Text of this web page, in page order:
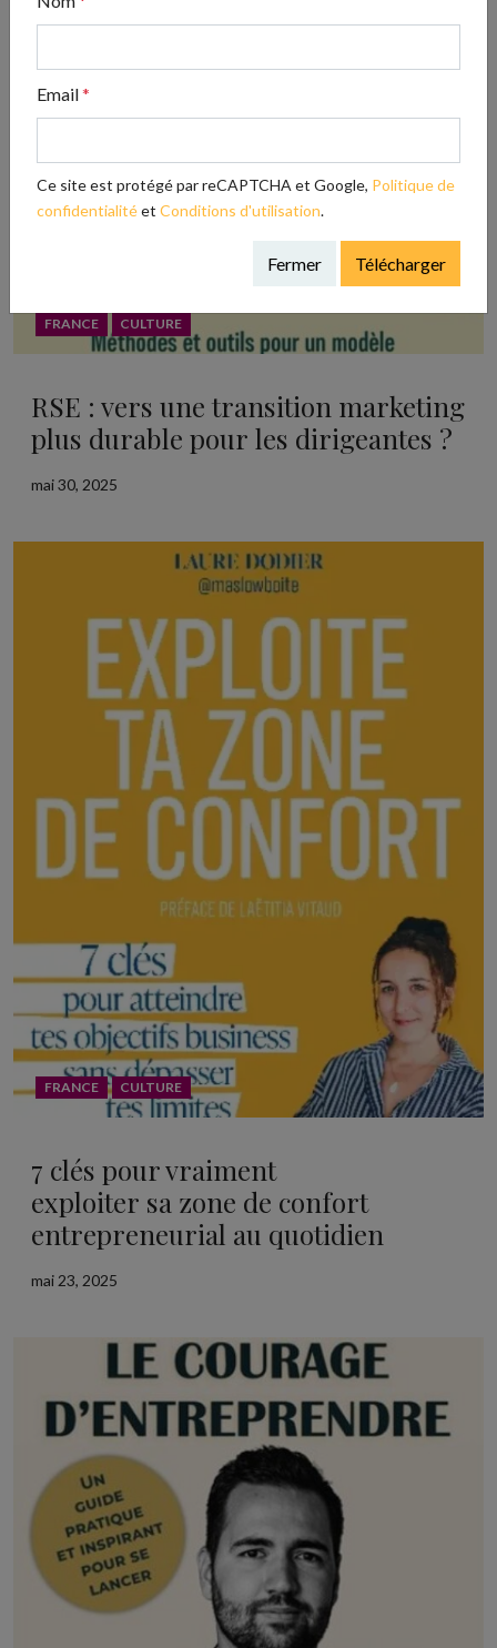
Email*
Ce site est protégé par reCAPTCHA et Google, Politique de
confidentialitéet Conditions d'utilisation.
Fermer Télécharger
FRANCE CULTURE
RSE : vers une transition marketing
plus durable pour les dirigeantes ?
mai 30, 2025
FRANCE CULTURE
7 clés pour vraiment
exploiter sa zone de confort
entrepreneurial au quotidien
mai 23, 2025